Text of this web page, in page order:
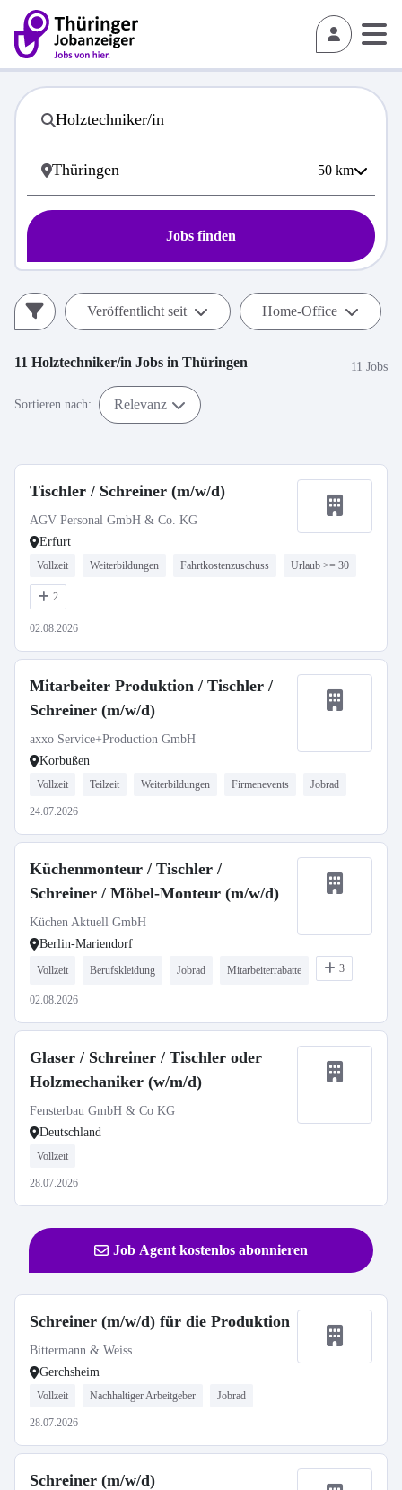
50 km
Jobs finden
Veröffentlicht seit Home-Office
11 Holztechniker/in Jobs in Thüringen 11 Jobs
Sortieren nach: Relevanz
Tischler / Schreiner (m/w/d)
AGV Personal GmbH & Co. KG
Erfurt
Vollzeit Weiterbildungen Fahrtkostenzuschuss Urlaub >= 30
2
02.08.2026
Mitarbeiter Produktion / Tischler /
Schreiner (m/w/d)
axxo Service+Production GmbH
Korbußen
Vollzeit Teilzeit Weiterbildungen Firmenevents Jobrad
24.07.2026
Küchenmonteur / Tischler /
Schreiner / Möbel-Monteur (m/w/d)
Küchen Aktuell GmbH
Berlin-Mariendorf
Vollzeit Berufskleidung Jobrad Mitarbeiterrabatte 3
02.08.2026
Glaser / Schreiner / Tischler oder
Holzmechaniker (w/m/d)
Fensterbau GmbH & Co KG
Deutschland
Vollzeit
28.07.2026
Job Agent kostenlos abonnieren
Schreiner (m/w/d) für die Produktion
Bittermann & Weiss
Gerchsheim
Vollzeit Nachhaltiger Arbeitgeber Jobrad
28.07.2026
Schreiner (m/w/d)